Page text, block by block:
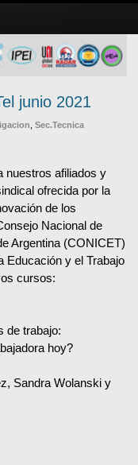
junio 2021
Sec.Tecnica
nuestros afiliados y
ofrecida por la
de los
Nacional de
Argentina (CONICET)
Educación y el Trabajo
cursos:
de trabajo:
hoy?
Sandra Wolanski y